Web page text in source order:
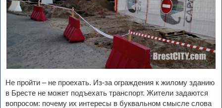
Не пройти – не проехать. Из-за ограждения к жилому зданию
в Бресте не может подъехать транспорт. Жители задаются
вопросом: почему их интересы в буквальном смысле слова